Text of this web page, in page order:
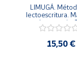
LIMUGÁ.
lectoescritura.
complementario.
15,50 €